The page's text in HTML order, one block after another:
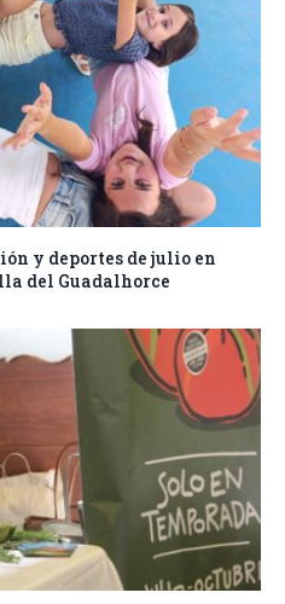
y deportes de julio en
del Guadalhorce